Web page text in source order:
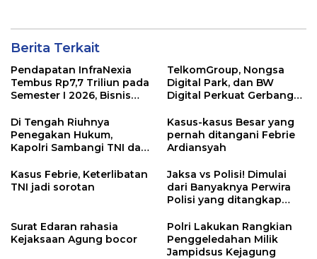
Berita Terkait
Pendapatan InfraNexia
Tembus Rp7,7 Triliun pada
Semester I 2026, Bisnis
Persen
TelkomGroup, Nongsa
Digital Park, dan BW
Digital Perkuat Gerbang
Sistem Kabel Laut NCC
Di Tengah Riuhnya
Penegakan Hukum,
Kapolri Sambangi TNI dan
Kasus-kasus Besar yang
pernah ditangani Febrie
Ardiansyah
Kasus Febrie, Keterlibatan
TNI jadi sorotan
Jaksa vs Polisi! Dimulai
dari Banyaknya Perwira
Polisi yang ditangkap
MBG?
Surat Edaran rahasia
Kejaksaan Agung bocor
Polri Lakukan Rangkian
Penggeledahan Milik
Jampidsus Kejagung